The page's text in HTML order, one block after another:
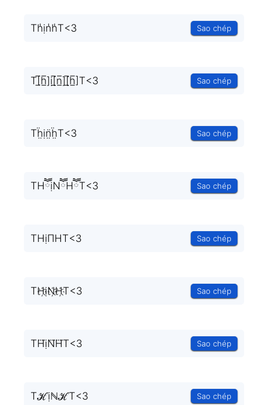
Th̾ịn̾h̾T<3 Sao chép
T[̲̅h̲̅]ị[̲̅n̲̅][̲̅h̲̅]T<3 Sao chép
Tḧ̤ịn̤̈ḧ̤T<3 Sao chép
THཽịNཽHཽT<3 Sao chép
THịΠHT<3 Sao chép
TH҉ịN҉H҉T<3 Sao chép
TH⃜ịN⃜H⃜T<3 Sao chép
TℋịℕℋT<3 Sao chép